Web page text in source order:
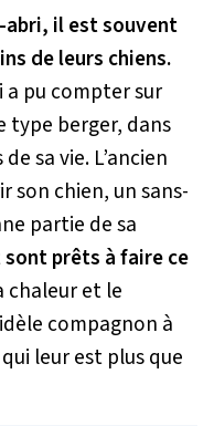
abri, il est souvent
de leurs chiens.
a pu compter sur
type berger, dans
sa vie. L’ancien
son chien, un sans-
partie de sa
prêts à faire ce
chaleur et le
compagnon à
leur est plus que